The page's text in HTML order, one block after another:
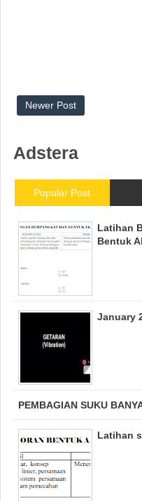
Newer Post
Adstera
Popular Post
Latihan
Bentuk
January
PEMBAGIAN SUKU
Latihan